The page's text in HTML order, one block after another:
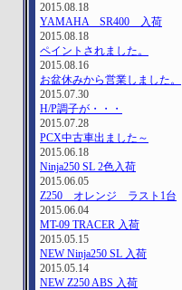
2015.08.18
YAMAHA SR400 入荷
2015.08.18
ペイントされました。
2015.08.16
お盆休みから営業しました。
2015.07.30
H/P調子が・・・
2015.07.28
PCX中古車出ました～
2015.06.18
Ninja250 SL 2色入荷
2015.06.05
Z250 オレンジ ラスト1台
2015.06.04
MT-09 TRACER 入荷
2015.05.15
NEW Ninja250 SL 入荷
2015.05.14
NEW Z250 ABS 入荷